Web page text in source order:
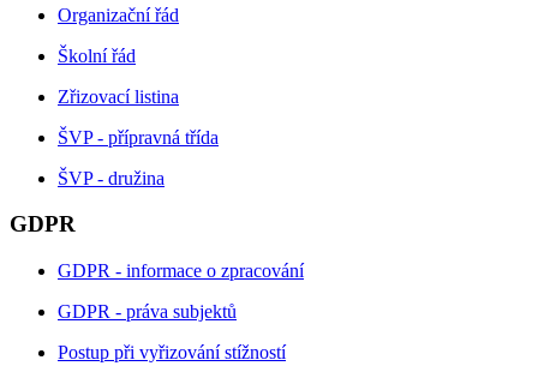
Organizační řád
Školní řád
Zřizovací listina
ŠVP - přípravná třída
ŠVP - družina
GDPR
GDPR - informace o zpracování
GDPR - práva subjektů
Postup při vyřizování stížností